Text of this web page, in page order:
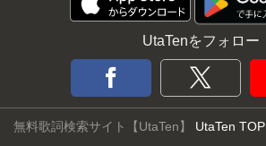
UtaTenをフォロー
無料歌詞検索サイト【UtaTen】 UtaTen TOP